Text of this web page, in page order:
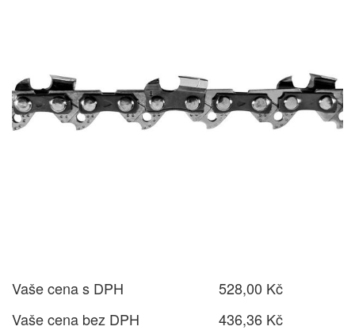
Vaše cena s DPH
528,00 Kč
Vaše cena bez DPH
436,36 Kč